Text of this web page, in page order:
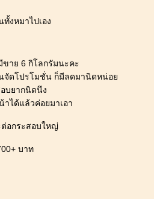
งหมาไปเอง
าย 6 กิโลกรัมนะคะ
นจัดโปรโมชั่น ก็มีลดมานิดหน่อ
บยากนิดนึง
ได้แล้วค่อยมาเอา
อกระสอบใหญ่
บาท